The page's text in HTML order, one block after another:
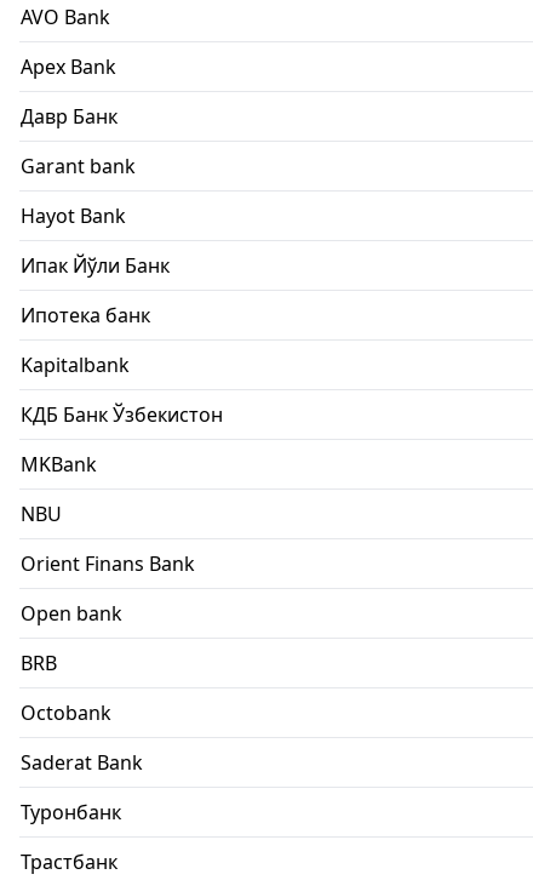
AVO Bank
Apex Bank
Давр Банк
Garant bank
Hayot Bank
Ипак Йўли Банк
Ипотека банк
Kapitalbank
КДБ Банк Ўзбекистон
MKBank
NBU
Orient Finans Bank
Open bank
BRB
Octobank
Saderat Bank
Туронбанк
Трастбанк